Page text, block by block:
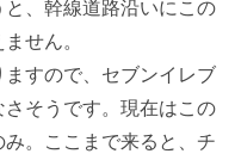
、幹線道路沿いにこの
せん。
すので、セブンイレブ
そうです。現在はこの
。ここまで来ると、チ